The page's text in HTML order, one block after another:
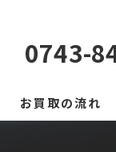
0743-
お買取の流れ